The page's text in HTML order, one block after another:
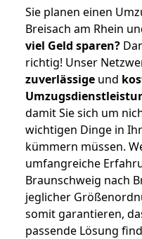
Sie planen einen
Breisach am Rhein
viel Geld sparen?
richtig! Unser
zuverlässige und
damit Sie sich um
wichtigen Dinge in
kümmern müssen.
umfangreiche
Braunschweig nach
jeglicher
somit garantieren,
passende Lösung